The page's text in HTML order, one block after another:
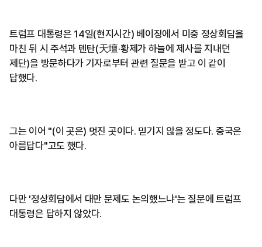
트럼프 대통령은 14일(현지시간) 베이징에서 미중 정상회담을
마친 뒤 시 주석과 톈탄(天壇·황제가 하늘에 제사를 지내던
제단)을 방문하다가 기자로부터 관련 질문을 받고 이 같이
답했다.
그는 이어 "(이 곳은) 멋진 곳이다. 믿기지 않을 정도다. 중국은
아름답다"고도 했다.
다만 '정상회담에서 대만 문제도 논의했느냐'는 질문에 트럼프
대통령은 답하지 않았다.